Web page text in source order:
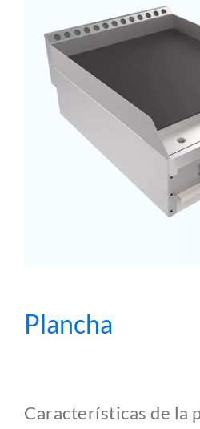
Servicio Técnico
Contacto
Lista de
Plancha
Características de la